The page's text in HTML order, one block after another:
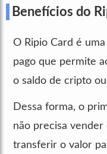
Benefícios do
O Ripio Card é
pago que permite
o saldo de cripto
Dessa forma, o
não precisa
transferir o valor